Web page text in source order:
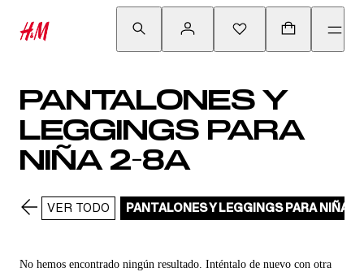
PANTALONES Y
LEGGINGS PARA
NIÑA 2-8A
VER TODO PANTALONES Y LEGGINGS PARA NIÑA
No hemos encontrado ningún resultado. Inténtalo de nuevo con otra